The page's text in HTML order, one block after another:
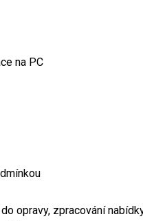
na PC
opravy, zpracování